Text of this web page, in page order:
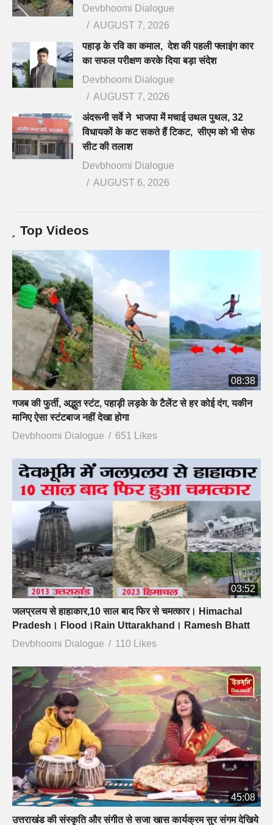
Devbhoomi Dialogue
AUGUST 7, 2026
पहाड़ के रवि का कमाल, देश की पहली फ्लाइंग कार
का सफल परीक्षण करके दिया बड़ा संदेश
Devbhoomi Dialogue
AUGUST 7, 2026
अंदरूनी सर्वे ने भाजपा में मचाई उथल पुथल, 32
विधायकों के कट सकते हैं टिकट, सीएम को भी सेफ
सीट की तलाश
Devbhoomi Dialogue
AUGUST 6, 2026
Top Videos
08:38
गजब की फुर्ती, अद्भुत स्टंट, पहाड़ी लड़के के टैलेंट से हर कोई दंग, यकीन
मानिए ऐसा स्टंटबाज नहीं देखा होगा
Devbhoomi Dialogue
651 Likes
03:52
जलप्रलय से हाहाकार,10 साल बाद फिर से चमत्कार। Himachal
Pradesh। Flood।Rain Uttarakhand। Ramesh Bhatt
Devbhoomi Dialogue
110 Likes
45:08
उत्तराखंड की संस्कृति और संगीत से सजा खास कार्यक्रम सुर संगम देखिये